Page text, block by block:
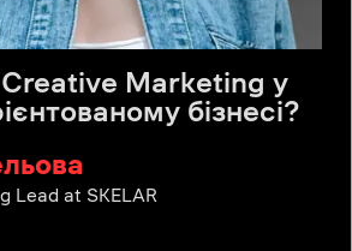
Marketing у
бізнесі?
Lead at SKELAR